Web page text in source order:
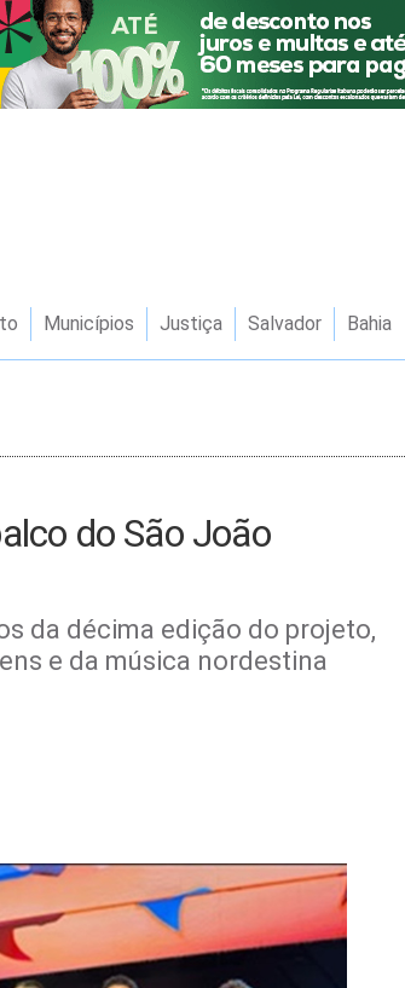
Municípios Justiça Salvador Bahia
do São João
da décima edição do projeto,
e da música nordestina